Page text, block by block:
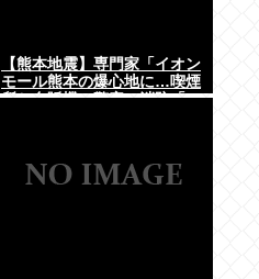
【熊本地震】専門家「イオン
モール熊本の爆心地に…喫煙
所と自販機」警察・消防「」